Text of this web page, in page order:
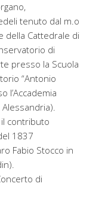
tenuto dal m.o
della Cattedrale di
di
presso la Scuola
“Antonio
l’Accademia
Alessandria).
contributo
1837
Fabio Stocco in
di